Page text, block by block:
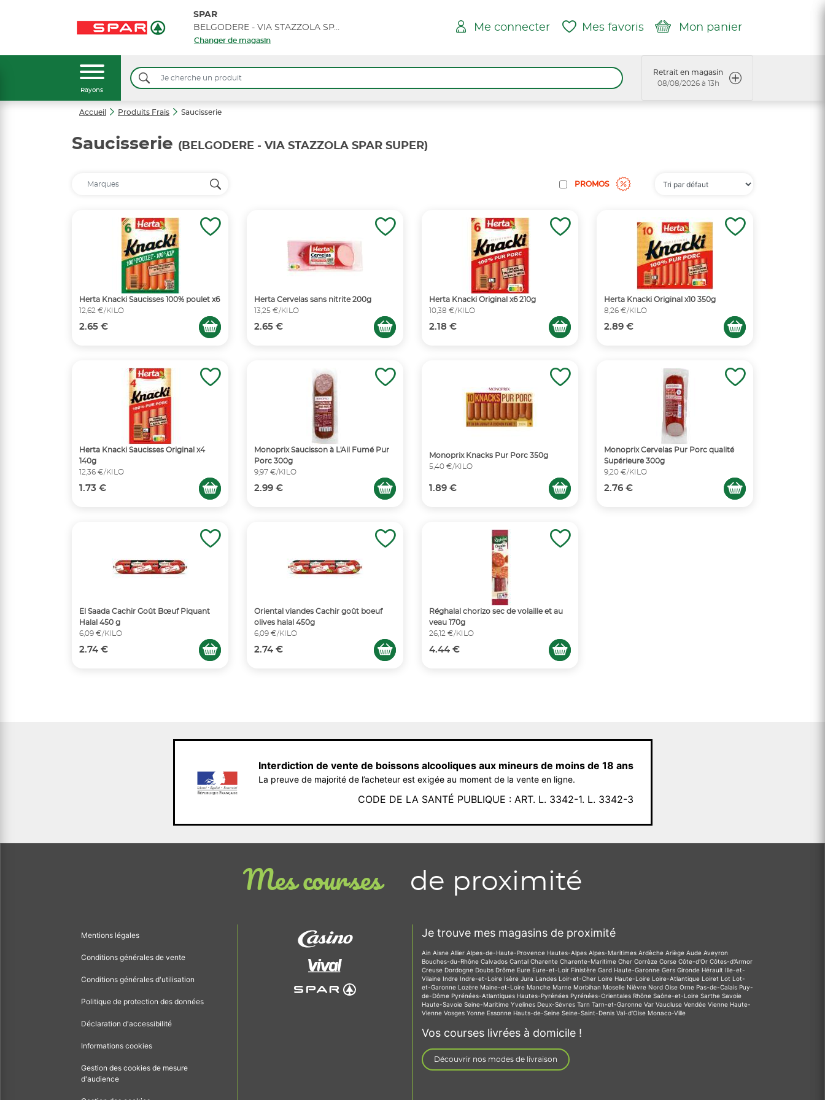
SPAR
BELGODERE - VIA STAZZOLA SPAR SUPER
Changer de magasin
Me connecter Mes favoris Mon panier
Rayons
Retrait en magasin
08/08/2026 à 13h
Accueil Produits Frais Saucisserie
Saucisserie (BELGODERE - VIA STAZZOLA SPAR SUPER)
PROMOS
Herta Knacki Saucisses 100% poulet x6
12,62 €/KILO
2.65 €
Herta Cervelas sans nitrite 200g
13,25 €/KILO
2.65 €
Herta Knacki Original x6 210g
10,38 €/KILO
2.18 €
Herta Knacki Original x10 350g
8,26 €/KILO
2.89 €
Herta Knacki Saucisses Original x4
140g
12,36 €/KILO
1.73 €
Monoprix Saucisson à L'Ail Fumé Pur
Porc 300g
9,97 €/KILO
2.99 €
Monoprix Knacks Pur Porc 350g
5,40 €/KILO
1.89 €
Monoprix Cervelas Pur Porc qualité
Supérieure 300g
9,20 €/KILO
2.76 €
El Saada Cachir Goût Bœuf Piquant
Halal 450 g
6,09 €/KILO
2.74 €
Oriental viandes Cachir goût boeuf
olives halal 450g
6,09 €/KILO
2.74 €
Réghalal chorizo sec de volaille et au
veau 170g
26,12 €/KILO
4.44 €
Interdiction de vente de boissons alcooliques aux mineurs de moins de 18 ans
La preuve de majorité de l’acheteur est exigée au moment de la vente en ligne.
CODE DE LA SANTÉ PUBLIQUE : ART. L. 3342-1. L. 3342-3
Mes courses de proximité
Mentions légales
Conditions générales de vente
Conditions générales d'utilisation
Politique de protection des données
Déclaration d'accessibilité
Informations cookies
Gestion des cookies de mesure
d'audience
Je trouve mes magasins de proximité
Ain Aisne Allier Alpes-de-Haute-Provence Hautes-Alpes Alpes-Maritimes Ardèche Ariège Aude Aveyron
Bouches-du-Rhône Calvados Cantal Charente Charente-Maritime Cher Corrèze Corse Côte-d'Or Côtes-d'Armor
Creuse Dordogne Doubs Drôme Eure Eure-et-Loir Finistère Gard Haute-Garonne Gers Gironde Hérault Ille-et-
Vilaine Indre Indre-et-Loire Isère Jura Landes Loir-et-Cher Loire Haute-Loire Loire-Atlantique Loiret Lot Lot-
et-Garonne Lozère Maine-et-Loire Manche Marne Morbihan Moselle Nièvre Nord Oise Orne Pas-de-Calais Puy-
de-Dôme Pyrénées-Atlantiques Hautes-Pyrénées Pyrénées-Orientales Rhône Saône-et-Loire Sarthe Savoie
Haute-Savoie Seine-Maritime Yvelines Deux-Sèvres Tarn Tarn-et-Garonne Var Vaucluse Vendée Vienne Haute-
Vienne Vosges Yonne Essonne Hauts-de-Seine Seine-Saint-Denis Val-d'Oise Monaco-Ville
Vos courses livrées à domicile !
Découvrir nos modes de livraison